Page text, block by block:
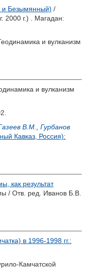
и Безымянный) /
2000 г.) . Магадан:
и вулканизм
и вулканизм
В.М.
Гурбанов
Кавказ, Россия):
как результат
/ Отв. ред. Иванов Б.В.
в 1996-1998 гг.:
Камчатской